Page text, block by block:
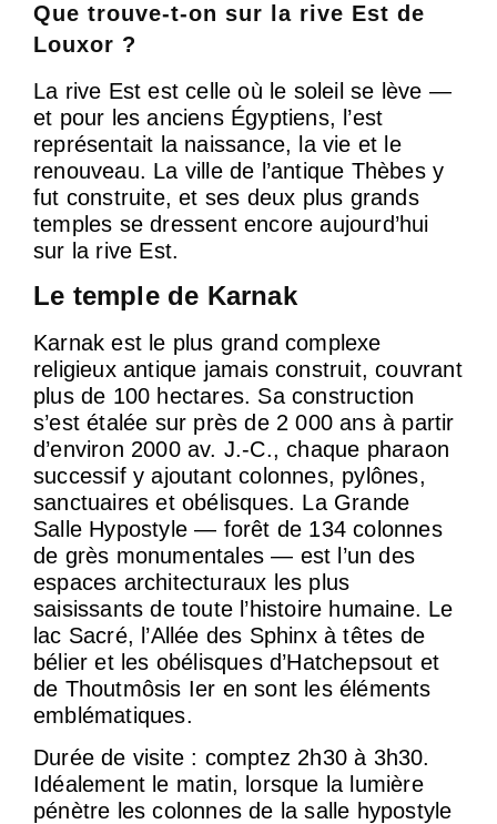
Que trouve-t-on sur la rive Est de
Louxor ?
La rive Est est celle où le soleil se lève —
et pour les anciens Égyptiens, l’est
représentait la naissance, la vie et le
renouveau. La ville de l’antique Thèbes y
fut construite, et ses deux plus grands
temples se dressent encore aujourd’hui
sur la rive Est.
Le temple de Karnak
Karnak est le plus grand complexe
religieux antique jamais construit, couvrant
plus de 100 hectares. Sa construction
s’est étalée sur près de 2 000 ans à partir
d’environ 2000 av. J.-C., chaque pharaon
successif y ajoutant colonnes, pylônes,
sanctuaires et obélisques. La Grande
Salle Hypostyle — forêt de 134 colonnes
de grès monumentales — est l’un des
espaces architecturaux les plus
saisissants de toute l’histoire humaine. Le
lac Sacré, l’Allée des Sphinx à têtes de
bélier et les obélisques d’Hatchepsout et
de Thoutmôsis Ier en sont les éléments
emblématiques.
Durée de visite : comptez 2h30 à 3h30.
Idéalement le matin, lorsque la lumière
pénètre les colonnes de la salle hypostyle